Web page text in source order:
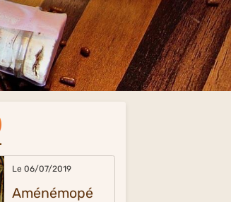
Le 06/07/2019
Aménémopé